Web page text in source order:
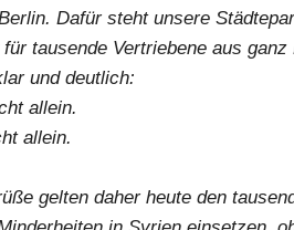
Dafür steht unsere
tausende Vertriebene aus
und deutlich:
allein.
allein.
gelten daher heute den